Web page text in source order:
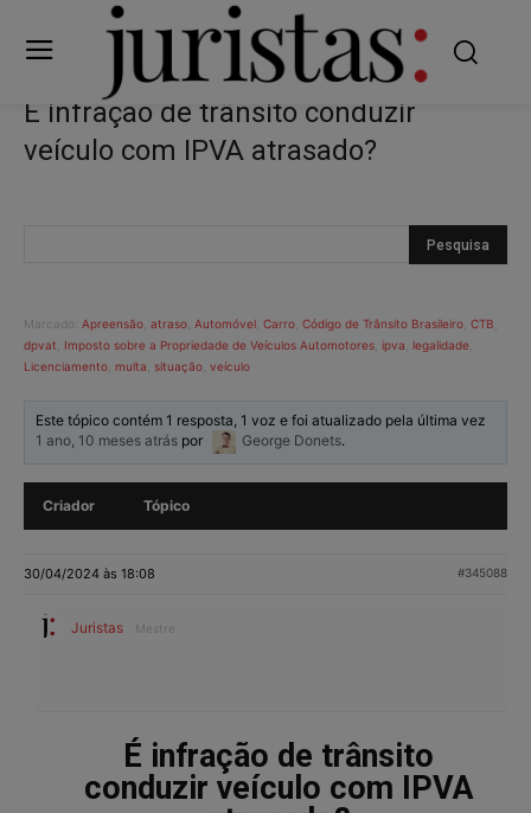
É infração de trânsito conduzir
veículo com IPVA atrasado?
Marcado: Apreensão atraso Automóvel Carro Código de Trânsito Brasileiro CTB
dpvat
Imposto sobre a Propriedade de Veículos Automotores ipva legalidade
Licenciamento multa situação veículo
Este tópico contém 1 resposta, 1 voz e foi atualizado pela última vez
1 ano, 10 meses atrás por George Donets.
Criador Tópico
30/04/2024 às 18:08 #345088
Juristas Mestre
É infração de trânsito
conduzir veículo com IPVA